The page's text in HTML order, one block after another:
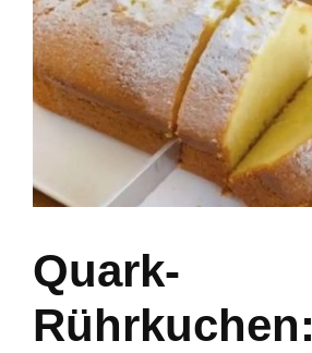
Quark-
Rührkuchen: